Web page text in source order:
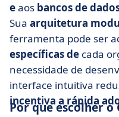
eaos bancos de
Sua arquitetura
ferramenta pode ser
específicas de cada
necessidade de
interface intuitiva
incentiva a rápida
Por que escolher o